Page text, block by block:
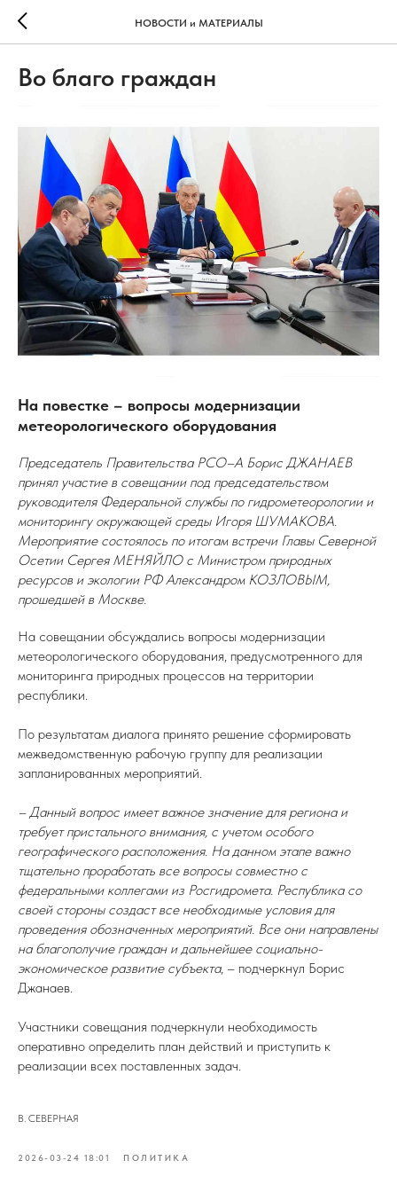
НОВОСТИ и МАТЕРИАЛЫ
Во благо граждан
На повестке – вопросы модернизации
метеорологического оборудования
Председатель Правительства РСО–А Борис ДЖАНАЕВ
принял участие в совещании под председательством
руководителя Федеральной службы по гидрометеорологии и
мониторингу окружающей среды Игоря ШУМАКОВА.
Мероприятие состоялось по итогам встречи Главы Северной
Осетии Сергея МЕНЯЙЛО с Министром природных
ресурсов и экологии РФ Александром КОЗЛОВЫМ,
прошедшей в Москве.
На совещании обсуждались вопросы модернизации
метеорологического оборудования, предусмотренного для
мониторинга природных процессов на территории
республики.
По результатам диалога принято решение сформировать
межведомственную рабочую группу для реализации
запланированных мероприятий.
– Данный вопрос имеет важное значение для региона и
требует пристального внимания, с учетом особого
географического расположения. На данном этапе важно
тщательно проработать все вопросы совместно с
федеральными коллегами из Росгидромета. Республика со
своей стороны создаст все необходимые условия для
проведения обозначенных мероприятий. Все они направлены
на благополучие граждан и дальнейшее социально-
экономическое развитие субъекта, – подчеркнул Борис
Джанаев.
Участники совещания подчеркнули необходимость
оперативно определить план действий и приступить к
реализации всех поставленных задач.
В. СЕВЕРНАЯ
2026-03-24 18:01 ПОЛИТИКА